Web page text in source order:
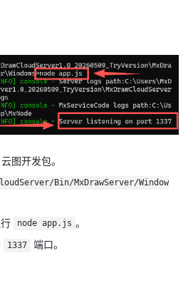
图开发包。
Bin/MxDrawServer/Window
node app.js 。
1337 端口。